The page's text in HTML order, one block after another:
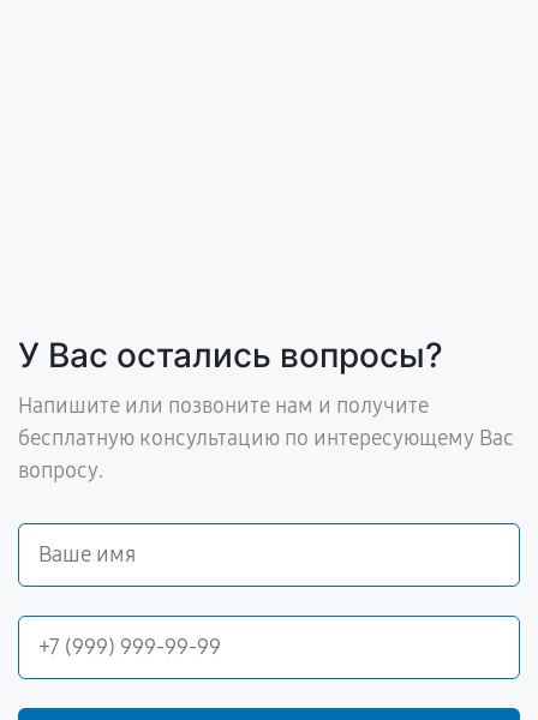
У Вас остались вопросы?
Напишите или позвоните нам и получите
бесплатную консультацию по интересующему Вас
вопросу.